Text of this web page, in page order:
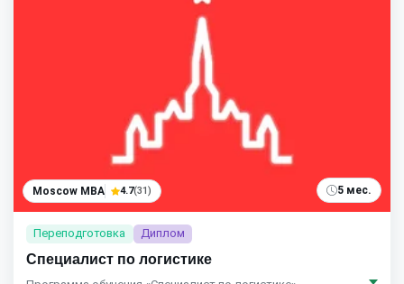
Moscow MBA 4.7(31) 5 мес.
Переподготовка Диплом
Специалист по логистике